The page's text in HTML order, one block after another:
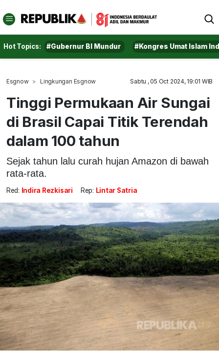
Hot Topics: #Gubernur BI Mundur #Kongres Umat Islam
Esgnow Lingkungan Esgnow Sabtu , 05 Oct 2024, 19:01 WIB
Tinggi Permukaan Air Sungai
di Brasil Capai Titik Terendah
dalam 100 tahun
Sejak tahun lalu curah hujan Amazon di bawah
rata-rata.
Red: Indira Rezkisari Rep: Lintar Satria